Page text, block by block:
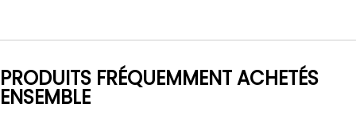
PRODUITS FRÉQUEMMENT ACHETÉS
ENSEMBLE